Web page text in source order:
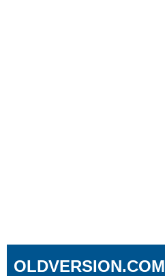
OLDVERSION.COM